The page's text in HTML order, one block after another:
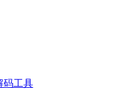
码工具